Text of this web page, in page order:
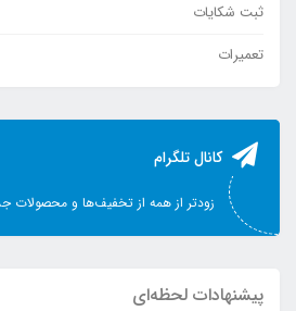
ثبت شکایات
تعمیرات
کانال تلگرام
زودتر از همه از تخفیف‌ها و محصولات
پیشنهادات لحظه‌ای